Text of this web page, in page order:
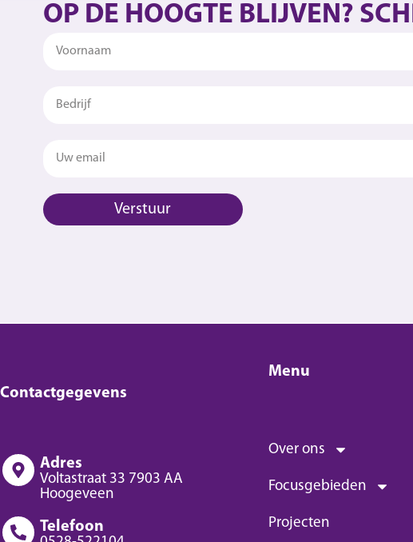
OP DE HOOGTE BLIJVEN?
Verstuur
Contactgegevens
Adres
Voltastraat 33 7903 AA
Hoogeveen
Telefoon
Menu
Over ons
Focusgebieden
Projecten